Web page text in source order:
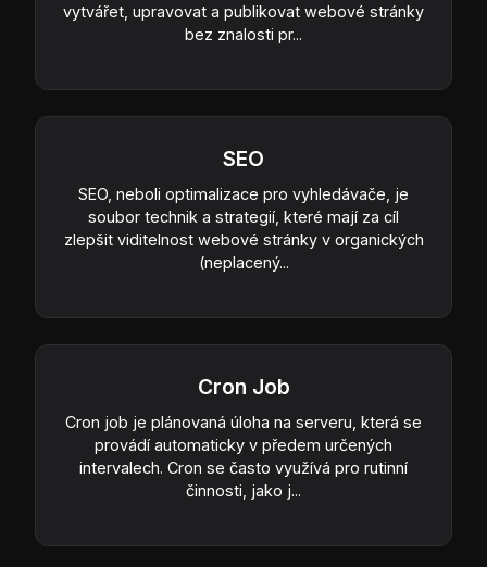
vytvářet, upravovat a publikovat webové stránky
bez znalosti pr...
SEO
SEO, neboli optimalizace pro vyhledávače, je
soubor technik a strategií, které mají za cíl
zlepšit viditelnost webové stránky v organických
(neplacený...
Cron Job
Cron job je plánovaná úloha na serveru, která se
provádí automaticky v předem určených
intervalech. Cron se často využívá pro rutinní
činnosti, jako j...